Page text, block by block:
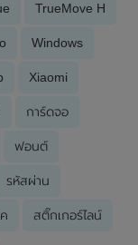
TrueMove H
Windows
Xiaomi
การ์ดจอ
ฟอนต์
รหัสผ่าน
สติ๊กเกอร์ไลน์